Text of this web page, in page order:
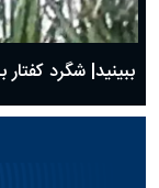
ببینید| شگرد